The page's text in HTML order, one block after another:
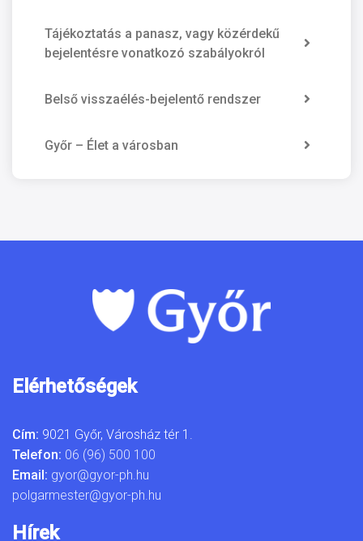
Tájékoztatás a panasz, vagy közérdekű
bejelentésre vonatkozó szabályokról
Belső visszaélés-bejelentő rendszer
Győr – Élet a városban
Elérhetőségek
Cím: 9021 Győr, Városház tér 1.
Telefon: 06 (96) 500 100
Email: gyor@gyor-ph.hu
polgarmester@gyor-ph.hu
Hírek